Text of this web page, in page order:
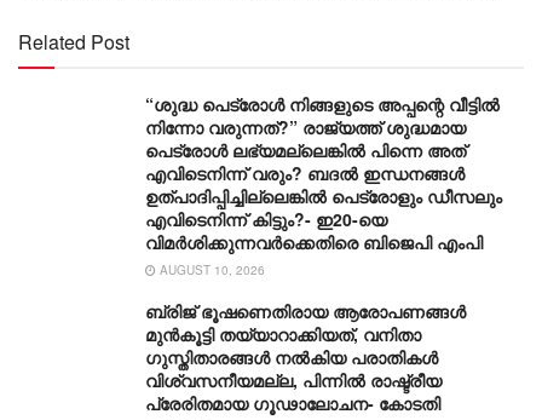
Related Post
“ശുദ്ധ പെട്രോൾ നിങ്ങളുടെ അപ്പന്റെ വീട്ടിൽ
നിന്നോ വരുന്നത്?” രാജ്യത്ത് ശുദ്ധമായ
പെട്രോൾ ലഭ്യമല്ലെങ്കിൽ പിന്നെ അത്
എവിടെനിന്ന് വരും? ബദൽ ഇന്ധനങ്ങൾ
ഉത്പാദിപ്പിച്ചില്ലെങ്കിൽ പെട്രോളും ഡീസലും
എവിടെനിന്ന് കിട്ടും?- ഇ20-യെ
വിമർശിക്കുന്നവർക്കെതിരെ ബിജെപി എംപി
AUGUST 10, 2026
ബ്രിജ് ഭൂഷണെതിരായ ആരോപണങ്ങൾ
മുൻകൂട്ടി തയ്യാറാക്കിയത്, വനിതാ
ഗുസ്തിതാരങ്ങൾ നൽകിയ പരാതികൾ
വിശ്വസനീയമല്ല, പിന്നിൽ രാഷ്ട്രീയ
പ്രേരിതമായ ഗൂഢാലോചന- കോടതി